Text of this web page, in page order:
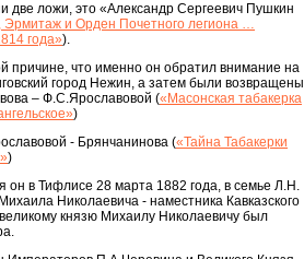
ложи, это «Александр Сергеевич Пушкин
и Орден Почетного легиона …
года»).
причине, что именно он обратил внимание на
город Нежин, а затем были возвращены
– Ф.С.Ярославовой («Масонская табакерка
)
- Брянчанинова («Тайна Табакерки
)
он в Тифлисе 28 марта 1882 года, в семье Л.Н.
Николаевича - наместника Кавказского
князю Михаилу Николаевичу был